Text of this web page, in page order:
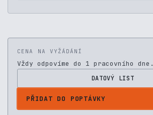
CENA NA VYŽÁDÁNÍ
Vždy odpovíme do 1 pracovního dne.
DATOVÝ LIST
PŘIDAT DO POPTÁVKY